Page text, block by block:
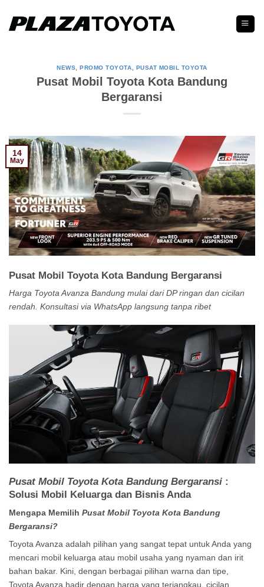
content
NEWS ,PROMO TOYOTA PUSAT MOBIL TOYOTA
Pusat Mobil Toyota Kota Bandung
Bergaransi
14
May
Pusat Mobil Toyota Kota Bandung Bergaransi
Harga Toyota Avanza Bandung mulai dari DP ringan dan cicilan
rendah. Konsultasi via WhatsApp langsung tanpa ribet
Pusat Mobil Toyota Kota Bandung Bergaransi :
Solusi Mobil Keluarga dan Bisnis Anda
Mengapa Memilih Pusat Mobil Toyota Kota Bandung
Bergaransi?
Toyota Avanza adalah pilihan yang sangat tepat untuk Anda yang
mencari mobil keluarga atau mobil usaha yang nyaman dan irit
bahan bakar. Kini, dengan berbagai pilihan warna dan tipe,
Toyota Avanza hadir dengan harga yang terjangkau, cicilan